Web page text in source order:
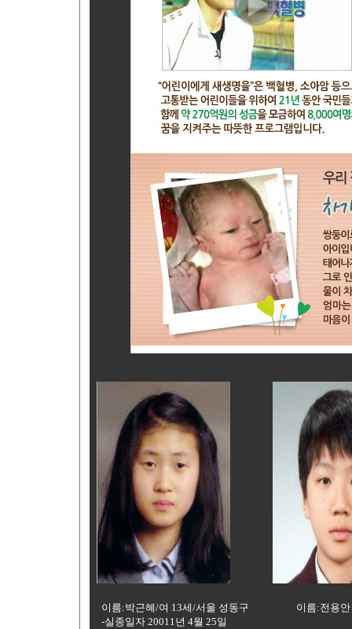
이름:박근혜/여 13세/서울 성동구 이름:전용안 (
-실종일자 20011년 4월 25일